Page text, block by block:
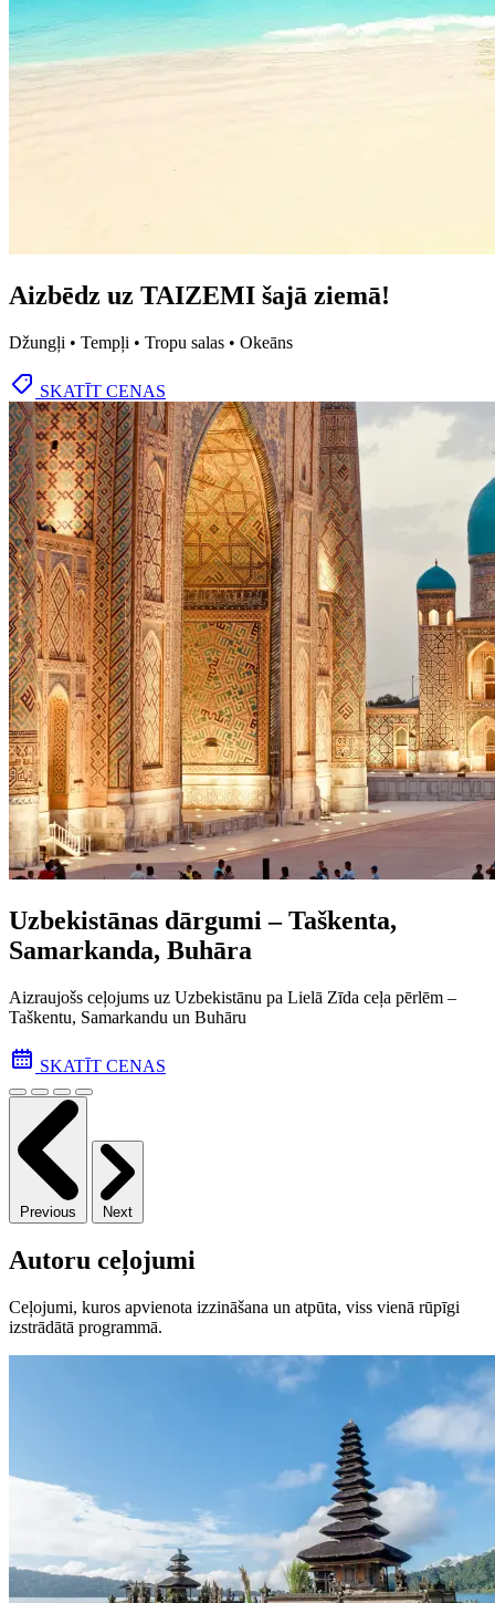
Aizbēdz uz TAIZEMI šajā ziemā!
Džungļi • Tempļi • Tropu salas • Okeāns
SKATĪT CENAS
Uzbekistānas dārgumi – Taškenta,
Samarkanda, Buhāra
Aizraujošs ceļojums uz Uzbekistānu pa Lielā Zīda ceļa pēr­lēm –
Taškentu, Samarkandu un Buhāru
SKATĪT CENAS
Previous Next
Autoru ceļojumi
Ceļojumi, kuros apvienota izzināšana un atpūta, viss vienā rūpīgi
izstrādātā programmā.